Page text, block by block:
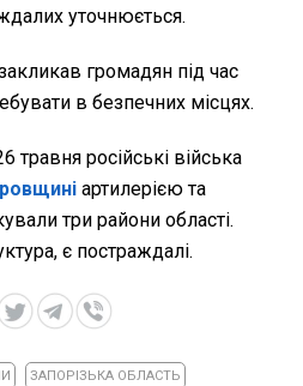
уточнюється.
громадян під час
в безпечних місцях.
російські війська
артилерією та
три райони області.
є постраждалі.
ЗАПОРІЗЬКА ОБЛАСТЬ